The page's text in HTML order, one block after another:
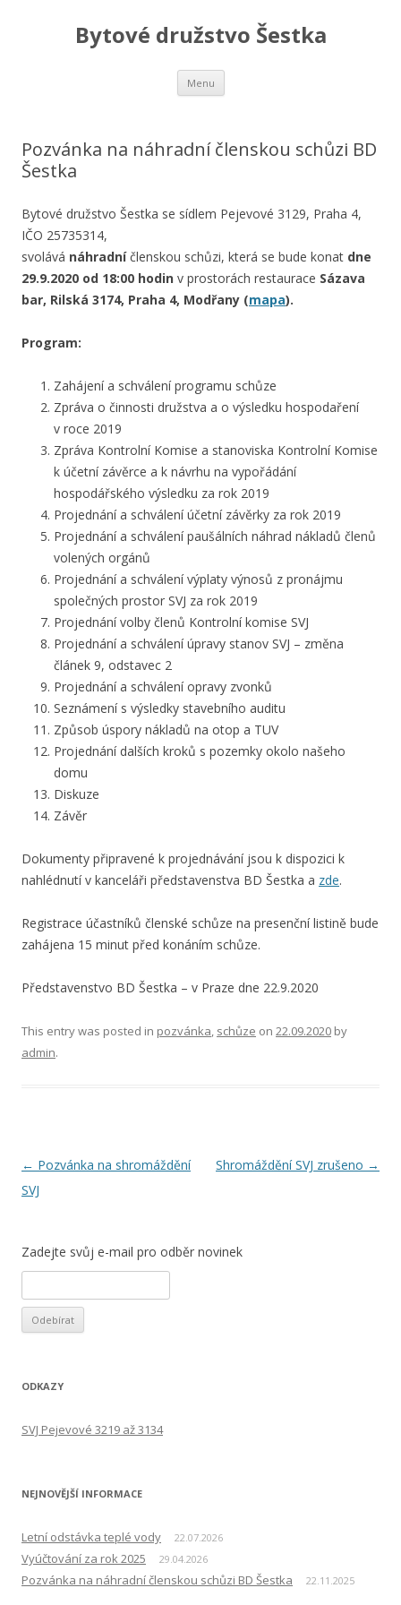
Bytové družstvo Šestka
Menu Skip
content
Pozvánka na náhradní členskou schůzi BD
Šestka
Bytové družstvo Šestka se sídlem Pejevové 3129, Praha 4,
IČO 25735314,
svolává náhradníčlenskou schůzi, která se bude konat dne
29.9.2020 od 18:00 hodin v prostorách restaurace Sázava
bar, Rilská 3174, Praha 4, Modřany (mapa).
Program:
Zahájení a schválení programu schůze
Zpráva o činnosti družstva a o výsledku hospodaření
v roce 2019
Zpráva Kontrolní Komise a stanoviska Kontrolní Komise
k účetní závěrce a k návrhu na vypořádání
hospodářského výsledku za rok 2019
Projednání a schválení účetní závěrky za rok 2019
Projednání a schválení paušálních náhrad nákladů členů
volených orgánů
Projednání a schválení výplaty výnosů z pronájmu
společných prostor SVJ za rok 2019
Projednání volby členů Kontrolní komise SVJ
Projednání a schválení úpravy stanov SVJ – změna
článek 9, odstavec 2
Projednání a schválení opravy zvonků
Seznámení s výsledky stavebního auditu
Způsob úspory nákladů na otop a TUV
Projednání dalších kroků s pozemky okolo našeho
domu
Diskuze
Závěr
Dokumenty připravené k projednávání jsou k dispozici k
nahlédnutí v kanceláři představenstva BD Šestka a zde.
Registrace účastníků členské schůze na presenční listině bude
zahájena 15 minut před konáním schůze.
Představenstvo BD Šestka – v Praze dne 22.9.2020
This entry was posted in pozvánka, schůze on 22.09.2020 by
admin.
Post
navigation
← Pozvánka na shromáždění
SVJ
Shromáždění SVJ zrušeno →
Zadejte svůj e-mail pro odběr novinek
ODKAZY
SVJ Pejevové 3219 až 3134
NEJNOVĚJŠÍ INFORMACE
Letní odstávka teplé vody 22.07.2026
Vyúčtování za rok 2025 29.04.2026
Pozvánka na náhradní členskou schůzi BD Šestka 22.11.2025